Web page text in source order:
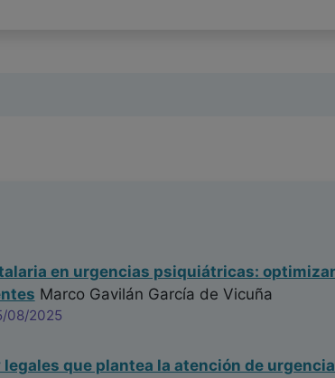
en urgencias psiquiátricas:
Marco Gavilán García de Vicuña
08/2025
que plantea la atención de